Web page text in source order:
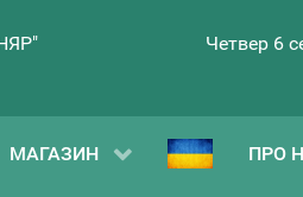
Четвер 6
МАГАЗИН ПРО